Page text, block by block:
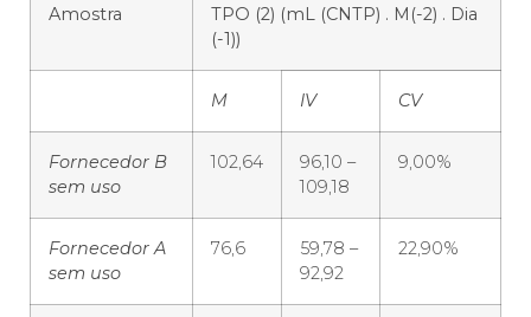
Amostra
TPO (2) (mL (CNTP) . M(-2) . Dia
(-1))
M IV CV
Fornecedor B
sem uso
102,64
96,10 –
109,18
9,00%
Fornecedor A
sem uso
76,6
59,78 –
92,92
22,90%